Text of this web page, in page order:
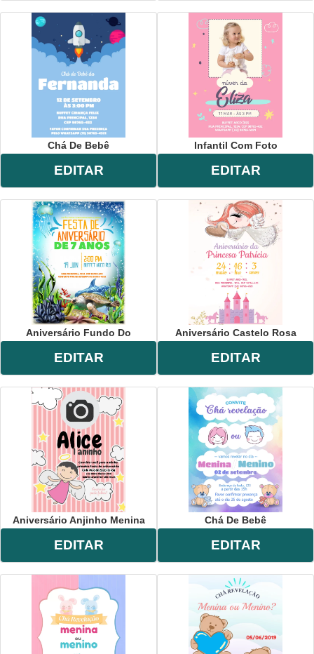
Chá De Bebê
EDITAR
Infantil Com Foto
EDITAR
Aniversário Fundo Do
EDITAR
Aniversário Castelo Rosa
EDITAR
Aniversário Anjinho Menina
EDITAR
Chá De Bebê
EDITAR